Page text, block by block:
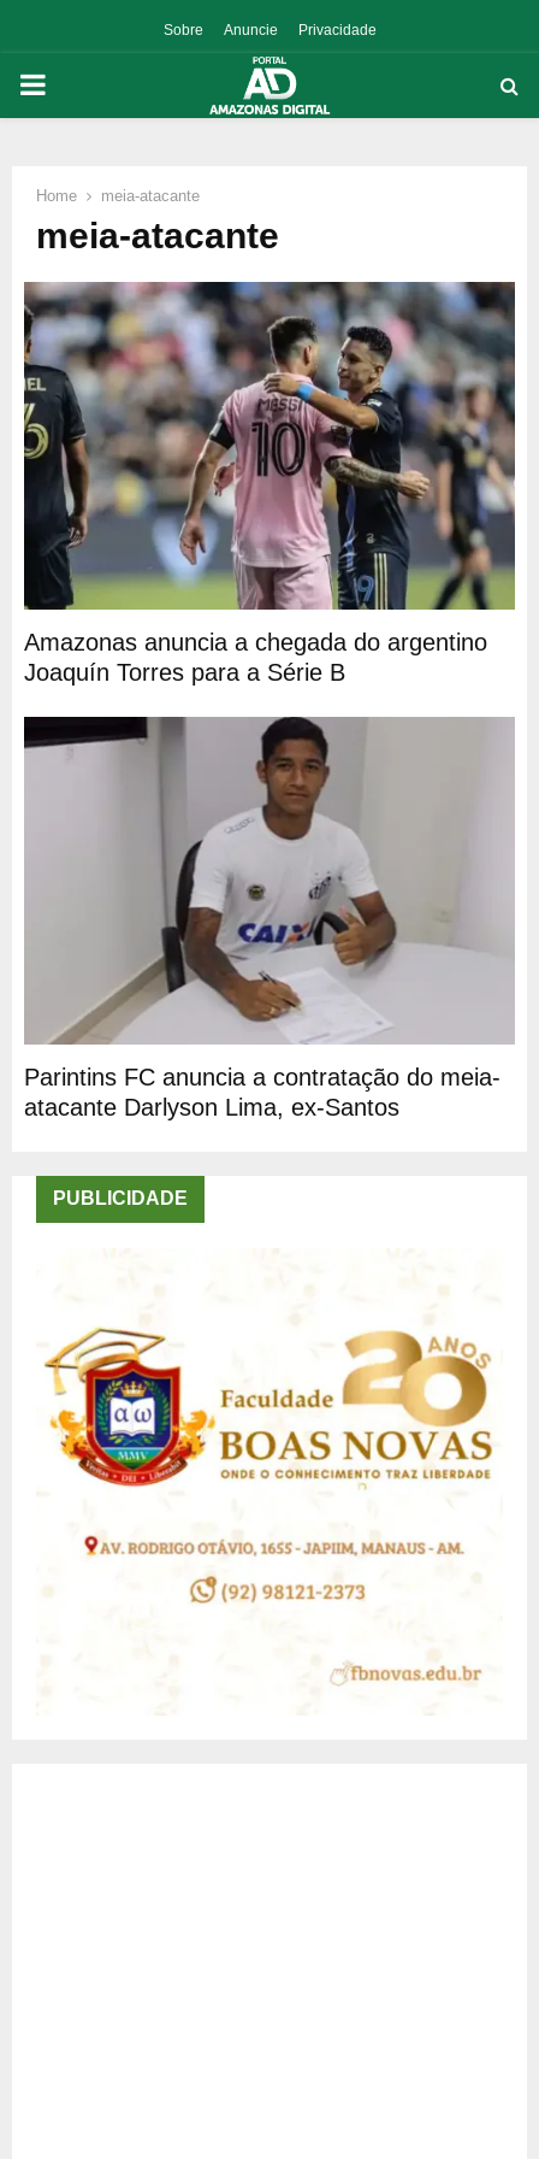
Sobre Anuncie Privacidade
PRIMARY
Home meia-atacante
meia-atacante
Amazonas anuncia a chegada do argentino
Joaquín Torres para a Série B
Parintins FC anuncia a contratação do meia-
atacante Darlyson Lima, ex-Santos
PUBLICIDADE